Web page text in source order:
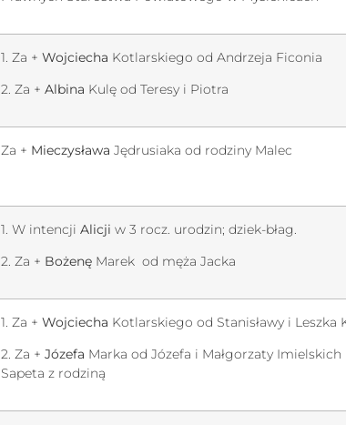
1. Za + Wojciecha Kotlarskiego od Andrzeja Ficonia
2. Za + Albina Kulę od Teresy i Piotra
Za + Mieczysława Jędrusiaka od rodziny Malec
1. W intencji Alicji w 3 rocz. urodzin; dziek-błag.
2. Za + Bożenę Marek od męża Jacka
1. Za + Wojciecha Kotlarskiego od Stanisławy i Leszka
2. Za + Józefa Marka od Józefa i Małgorzaty
Sapeta z rodziną